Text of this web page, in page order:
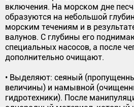
включения. На морском дне
образуются на небольшой
морским течениям и в
валунов. С глубины его
специальных насосов, а после
дополнительно очищают.
• Выделяют: сеяный
величины) и намывной
гидротехники). После